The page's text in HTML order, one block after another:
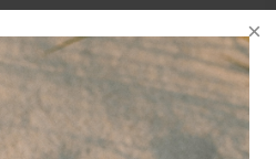
interessant
-25%